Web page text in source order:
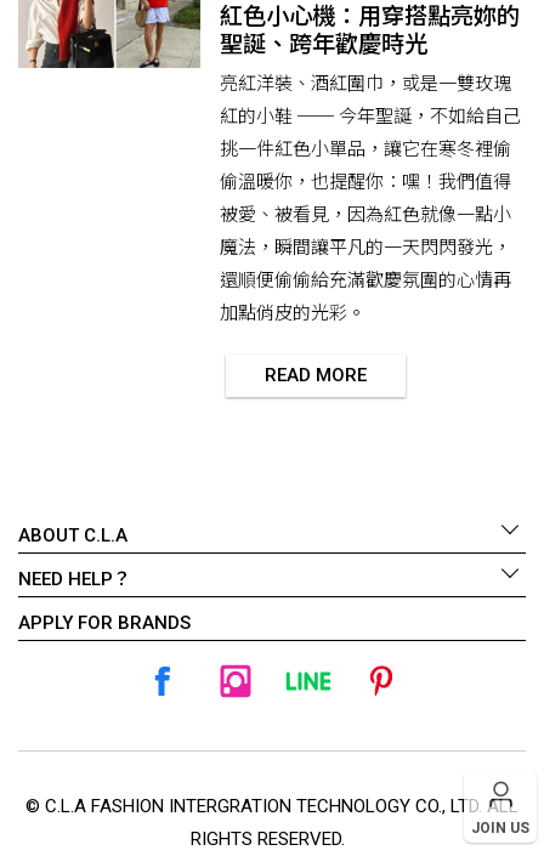
紅色小心機：用穿搭點亮妳的
聖誕、跨年歡慶時光
亮紅洋裝、酒紅圍巾，或是一雙玫瑰
紅的小鞋 ── 今年聖誕，不如給自己
挑一件紅色小單品，讓它在寒冬裡偷
偷溫暖你，也提醒你：嘿！我們值得
被愛、被看見，因為紅色就像一點小
魔法，瞬間讓平凡的一天閃閃發光，
還順便偷偷給充滿歡慶氛圍的心情再
加點俏皮的光彩。
READ MORE
ABOUT C.L.A
NEED HELP？
APPLY FOR BRANDS
© C.L.A FASHION INTERGRATION TECHNOLOGY CO., LTD. ALL
RIGHTS RESERVED.
JOIN US